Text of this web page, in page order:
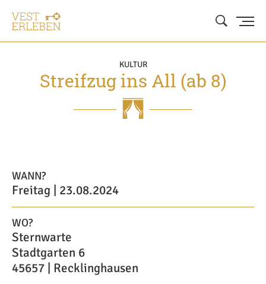
KULTUR
Streifzug ins All (ab 8)
WANN?
Freitag | 23.08.2024
WO?
Sternwarte
Stadtgarten 6
45657 | Recklinghausen